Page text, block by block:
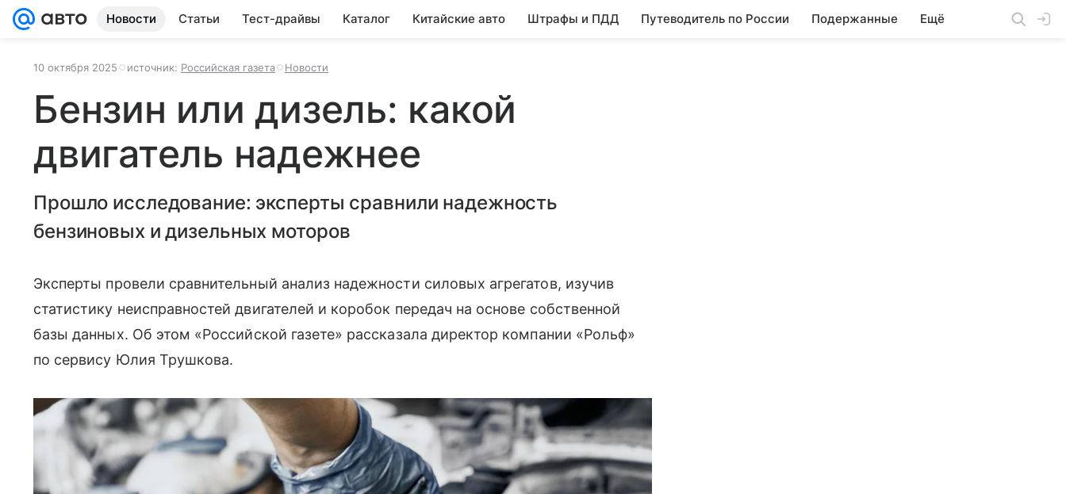
Новости Статьи Тест-драйвы Каталог Китайские авто Штрафы и ПДД Путеводитель по России Подержанные Ещё
10 октября 2025 источник: Российская газета Новости
Бензин или дизель: какой
двигатель надежнее
Прошло исследование: эксперты сравнили надежность
бензиновых и дизельных моторов
Эксперты провели сравнительный анализ надежности силовых агрегатов, изучив
статистику неисправностей двигателей и коробок передач на основе собственной
базы данных. Об этом «Российской газете» рассказала директор компании «Рольф»
по сервису Юлия Трушкова.